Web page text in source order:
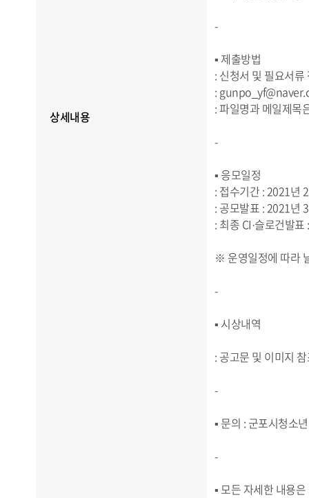
상세내용
-
▪ 제출방법
: 신청서 및 필요서
:
: 파일명과 메일제목
-
▪ 응모일정
: 접수기간 : 2021년
: 공모발표 : 2021년
: 최종 CI·슬로건발
※ 운영일정에 따라
-
▪ 시상내역
: 공고문 및 이미지
-
▪ 문의 : 군포시청소
-
▪ 모든 자세한 내용